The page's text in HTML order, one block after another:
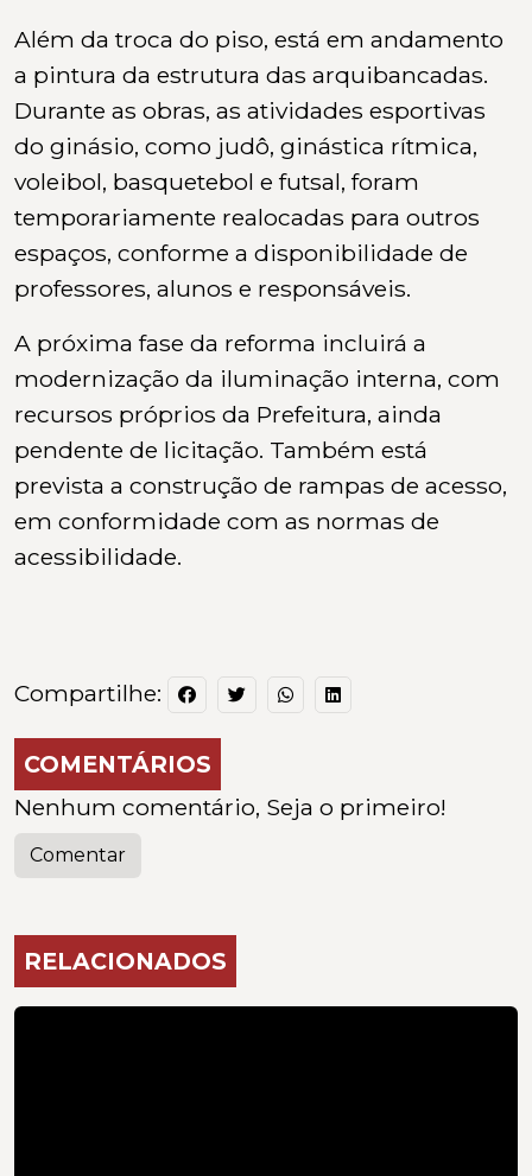
Além da troca do piso, está em andamento
a pintura da estrutura das arquibancadas.
Durante as obras, as atividades esportivas
do ginásio, como judô, ginástica rítmica,
voleibol, basquetebol e futsal, foram
temporariamente realocadas para outros
espaços, conforme a disponibilidade de
professores, alunos e responsáveis.
A próxima fase da reforma incluirá a
modernização da iluminação interna, com
recursos próprios da Prefeitura, ainda
pendente de licitação. Também está
prevista a construção de rampas de acesso,
em conformidade com as normas de
acessibilidade.
Compartilhe:
COMENTÁRIOS
Nenhum comentário, Seja o primeiro!
Comentar
RELACIONADOS